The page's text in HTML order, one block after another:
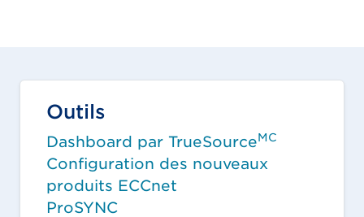
Outils
Dashboard par TrueSourceMC
Configuration des nouveaux
produits ECCnet
ProSYNC